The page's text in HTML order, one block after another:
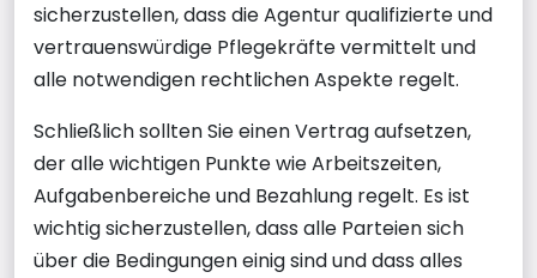
sicherzustellen, dass die Agentur qualifizierte und
vertrauenswürdige Pflegekräfte vermittelt und
alle notwendigen rechtlichen Aspekte regelt.
Schließlich sollten Sie einen Vertrag aufsetzen,
der alle wichtigen Punkte wie Arbeitszeiten,
Aufgabenbereiche und Bezahlung regelt. Es ist
wichtig sicherzustellen, dass alle Parteien sich
über die Bedingungen einig sind und dass alles